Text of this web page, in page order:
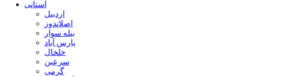
استانی
اردبیل
اصلاندوز
بیله سوار
پارس آباد
خلخال
سرعین
گرمی